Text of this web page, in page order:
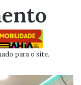
para o site.